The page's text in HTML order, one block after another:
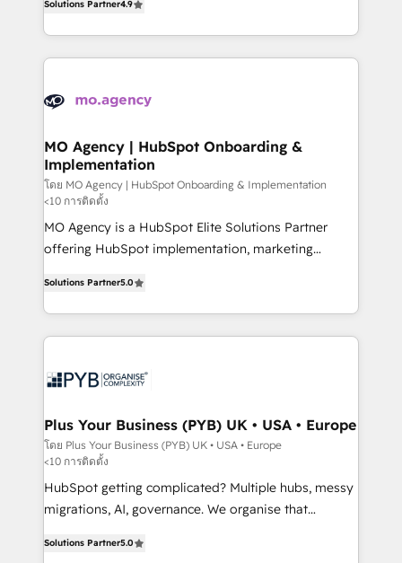
new to HubSpot or seeking to turn around a poor
install, our team have the change management
migrate, replatform, and scale smarter. We specialize
in high-impact CRM and CMS migrations and
onboarding from platforms like Salesforce, NetSuite,
WordPress and legacy CRMs, turning fragmented
architectures that accelerate revenue operations and
performance. - Multi-object CRM migration, cleanup,
and implementation. - Pre-built and custom
integrations across your full tech stack. - Custom
object setup, CMS builds, and full-funnel automation.
- Dashboards, lifecycle campaigns, and lead
Ongoing optimization, managed support, and
scalable retainers. Let’s make HubSpot your most
drive results.
Solutions Partner4.9
MO Agency | HubSpot Onboarding &
Implementation
โดย MO Agency | HubSpot Onboarding & Implementation
<10 การติดตั้ง
MO Agency is a HubSpot Elite Solutions Partner
offering HubSpot implementation, marketing
paid media, content marketing, AEO and GEO (AI
search optimisation), and HubSpot Content Hub and
WordPress development. We work with enterprise
professional services, financial services and
Town, Dubai & London. 500+ HubSpot CRM
implementations delivered. AI visibility coverage
across ChatGPT, Claude, Perplexity, Gemini and
Google AI Overviews. HubSpot Impact Award -
Customer First HubSpot Impact Award - Integrations
Migration Excellence HubSpot Impact Award -
Solutions Partner5.0
Plus Your Business (PYB) UK • USA • Europe
โดย Plus Your Business (PYB) UK • USA • Europe
<10 การติดตั้ง
HubSpot getting complicated? Multiple hubs, messy
migrations, AI, governance. We organise that
Welcome to our Profile! We help with: • CRM
Solutions Partner5.0